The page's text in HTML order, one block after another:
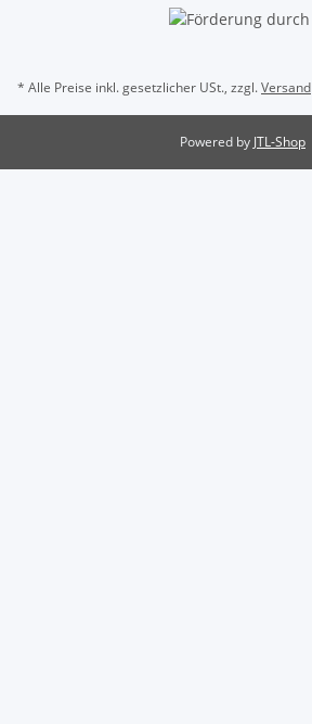
* Alle Preise inkl. gesetzlicher USt., zzgl.Versand
Powered by JTL-Shop